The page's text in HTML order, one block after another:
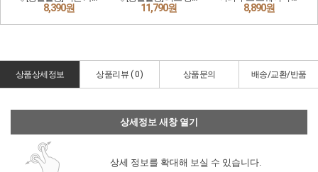
상품상세정보 상품리뷰 ( 0) 상품문의 배송/교환/반품
상세정보 새창 열기
상세 정보를 확대해 보실 수 있습니다.